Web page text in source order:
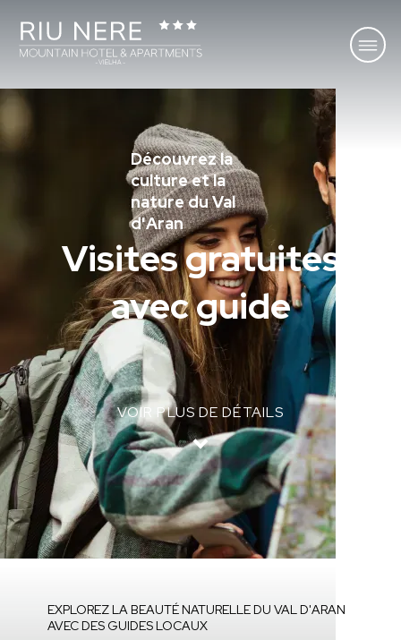
Découvrez la
culture et la
nature du Val
d'Aran
Visites gratuites
avec guide
VOIR PLUS DE DÉTAILS
Home /Services de Riu Nere Mountain Hotel &
Apartments
Visites gratuites avec guide
EXPLOREZ LA BEAUTÉ NATURELLE DU VAL D'ARAN
AVEC DES GUIDES LOCAUX